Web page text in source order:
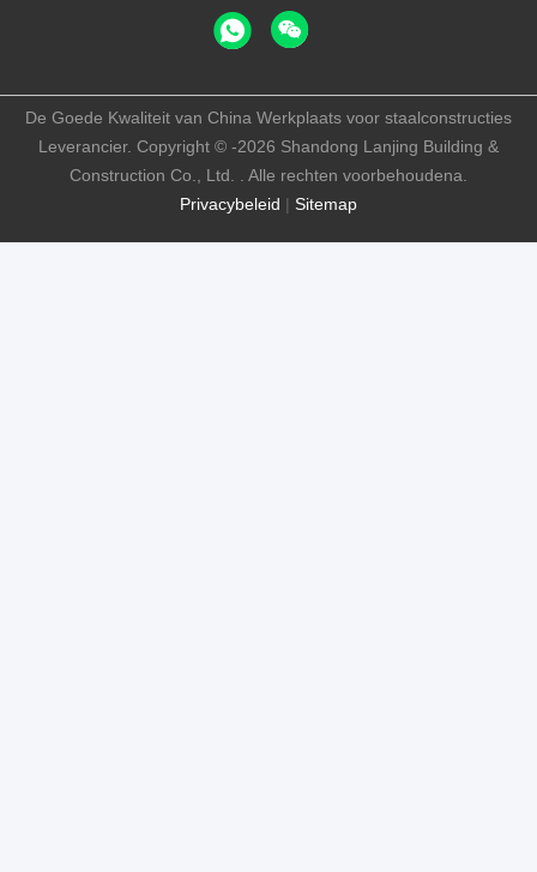
Privacybeleid | Sitemap
De Goede Kwaliteit van China Werkplaats voor staalconstructies
Leverancier. Copyright © -2026 Shandong Lanjing Building &
Construction Co., Ltd. . Alle rechten voorbehoudena.